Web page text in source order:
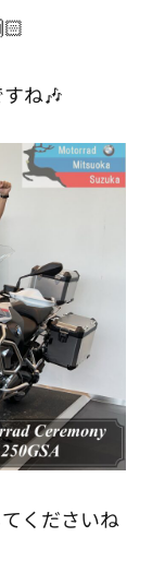
ね🎶
くださいね